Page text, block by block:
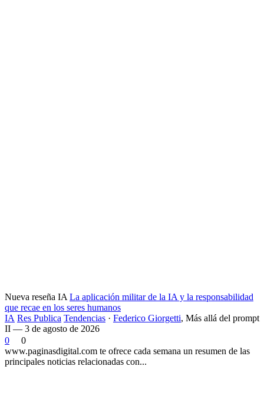
Nueva reseña IA La aplicación militar de la IA y la responsabilidad
que recae en los seres humanos
IA Res Publica Tendencias · Federico Giorgetti, Más allá del prompt
II — 3 de agosto de 2026
0
0
www.paginasdigital.com te ofrece cada semana un resumen de las
principales noticias relacionadas con...